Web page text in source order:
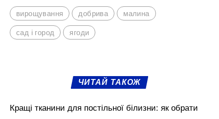
вирощування добрива малина
сад і город ягоди
ЧИТАЙ ТАКОЖ
Кращі тканини для постільної білизни: як обрати